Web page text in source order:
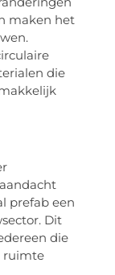
maken het
die
prefab een
Dit
die
ruimte